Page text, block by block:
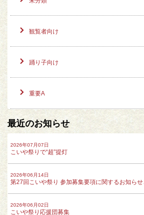
観覧者向け
踊り子向け
重要A
最近のお知らせ
2026年07月07日
こいや祭りで“超”提灯
2026年06月14日
第27回こいや祭り 参加募集要項に関するお知ら
2026年06月02日
こいや祭り応援団募集